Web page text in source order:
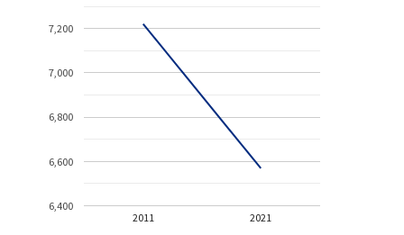
2011 2021
6,400
6,600
6,800
7,000
7,200